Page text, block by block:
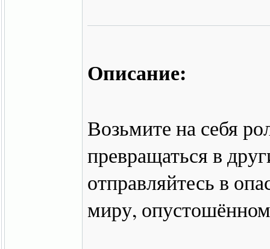
Описание:
Возьмите на себя
превращаться в
отправляйтесь в
миру,